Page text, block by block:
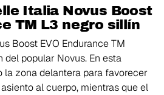
Italia Novus Boost
TM L3 negro sillín
Boost EVO Endurance TM
del popular Novus. En esta
la zona delantera para favorecer
al cuerpo, mientras que el